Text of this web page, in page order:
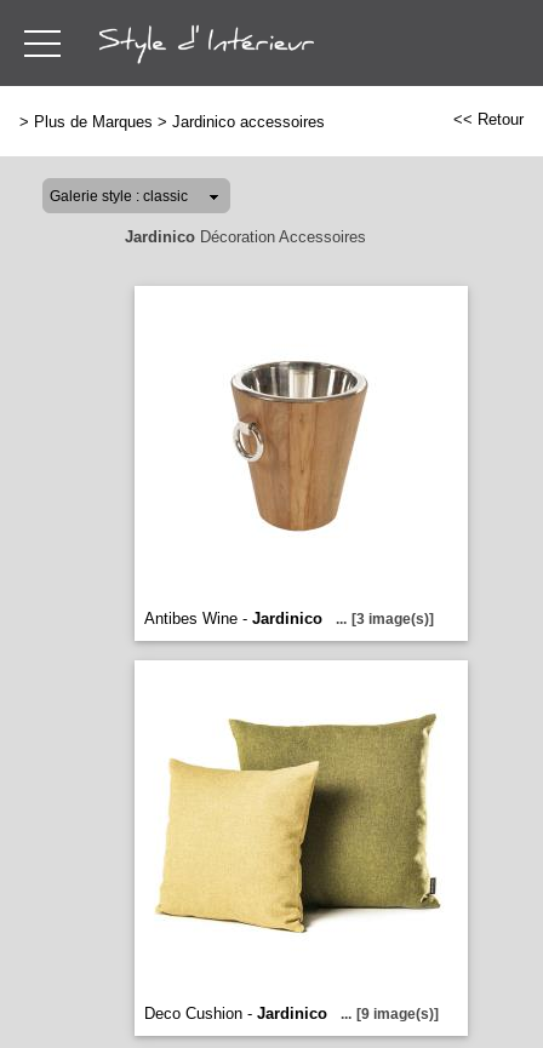
> Plus de Marques > Jardinico accessoires << Retour
JardinicoDécoration Accessoires
Antibes Wine - Jardinico ... [3 image(s)]
Deco Cushion - Jardinico ... [9 image(s)]